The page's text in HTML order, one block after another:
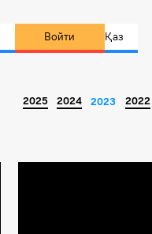
Войти Қаз
2025 2024 2023 2022